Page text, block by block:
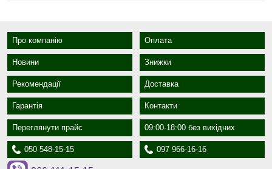
Про компанію Оплата
Новини Знижки
Рекомендації Доставка
Гарантія Контакти
Переглянути прайс 09:00-18:00 без вихідних
050 548-15-15 097 966-16-16